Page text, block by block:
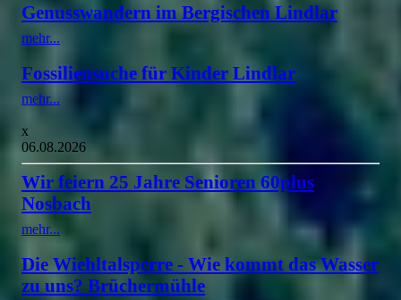
Genusswandern im Bergischen Lindlar
mehr...
Fossiliensuche für Kinder Lindlar
mehr...
x
06.08.2026
Wir feiern 25 Jahre Senioren 60plus
Nosbach
mehr...
Die Wiehltalsperre - Wie kommt das Wasser
zu uns? Brüchermühle